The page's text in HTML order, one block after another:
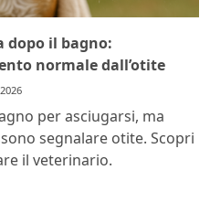
dopo il bagno:
normale dall’otite
per asciugarsi, ma
segnalare otite. Scopri
il veterinario.